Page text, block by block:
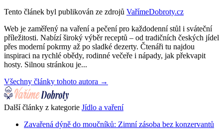
Tento článek byl publikován ze zdrojů VařímeDobroty.cz
Web je zaměřený na vaření a pečení pro každodenní stůl i sváteční
příležitosti. Nabízí široký výběr receptů – od tradičních českých jídel
přes moderní pokrmy až po sladké dezerty. Čtenáři tu najdou
inspiraci na rychlé obědy, rodinné večeře i nápady, jak překvapit
hosty. Silnou stránkou je...
Všechny články tohoto autora →
Další články z kategorie Jídlo a vaření
Zavařená dýně do moučníků: Zimní zásoba bez konzervantů